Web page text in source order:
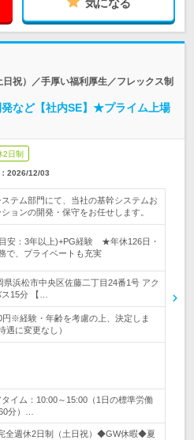
祝）／手厚い福利厚生／フレックス制
など【社内SE】★プライム上場
2日制
2026/12/03
テム部門にて、当社の基幹システムお
ョンの開発・保守をお任せします。
安：3年以上)+PG経験 ★年休126日・
で、プライベートも充実
県浜松市中央区佐藤二丁目24番1号 アク
15分 【…
円※経験・年齢を考慮の上、決定しま
遇に変更なし）
イム：10:00～15:00（1日の標準労働
分）…
週休2日制（土日祝）◆GW休暇◆夏